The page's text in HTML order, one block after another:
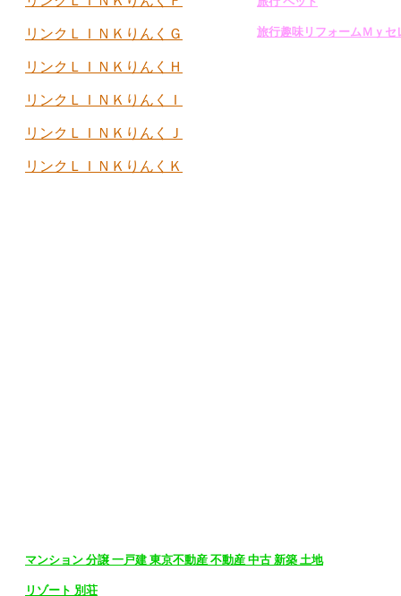
リンクＬＩＮＫりんくＧ
リンクＬＩＮＫりんくＨ
リンクＬＩＮＫりんくＩ
リンクＬＩＮＫりんくＪ
リンクＬＩＮＫりんくＫ
旅行趣味リフォームＭｙセ
マンション 分譲 一戸建 東京不動産 不動産 中古 新築 土地
リゾート 別荘